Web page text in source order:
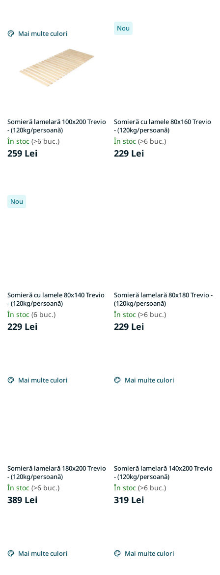
Mai multe culori
Somieră lamelară 100x200 Trevio
- (120kg/persoană)
În stoc (>6 buc.)
259 Lei
Nou
Somieră cu lamele 80x160 Trevio
- (120kg/persoană)
În stoc (>6 buc.)
229 Lei
Nou
Somieră cu lamele 80x140 Trevio
- (120kg/persoană)
În stoc (6 buc.)
229 Lei
Somieră lamelară 80x180 Trevio -
(120kg/persoană)
În stoc (>6 buc.)
229 Lei
Mai multe culori
Somieră lamelară 180x200 Trevio
- (120kg/persoană)
În stoc (>6 buc.)
389 Lei
Mai multe culori
Somieră lamelară 140x200 Trevio
- (120kg/persoană)
În stoc (>6 buc.)
319 Lei
Mai multe culori Mai multe culori